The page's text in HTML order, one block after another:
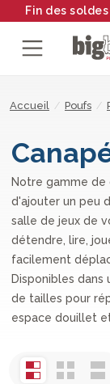
Fin des
Accueil / Poufs /
Notre gamme
d'ajouter un peu
salle de jeux de
détendre, lire,
facilement
Disponibles
de tailles pour
espace douillet